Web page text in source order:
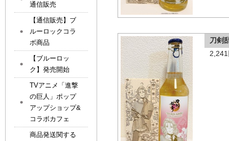
刀剣
通信販売
【通信販売】ブ
ルーロックコラ
ボ商品
【ブルーロッ
ク】発売開始
TVアニメ「進撃
の巨人」ポップ
アップショップ&
コラボカフェ
商品発送関する